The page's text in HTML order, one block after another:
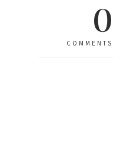
0
COMMENTS